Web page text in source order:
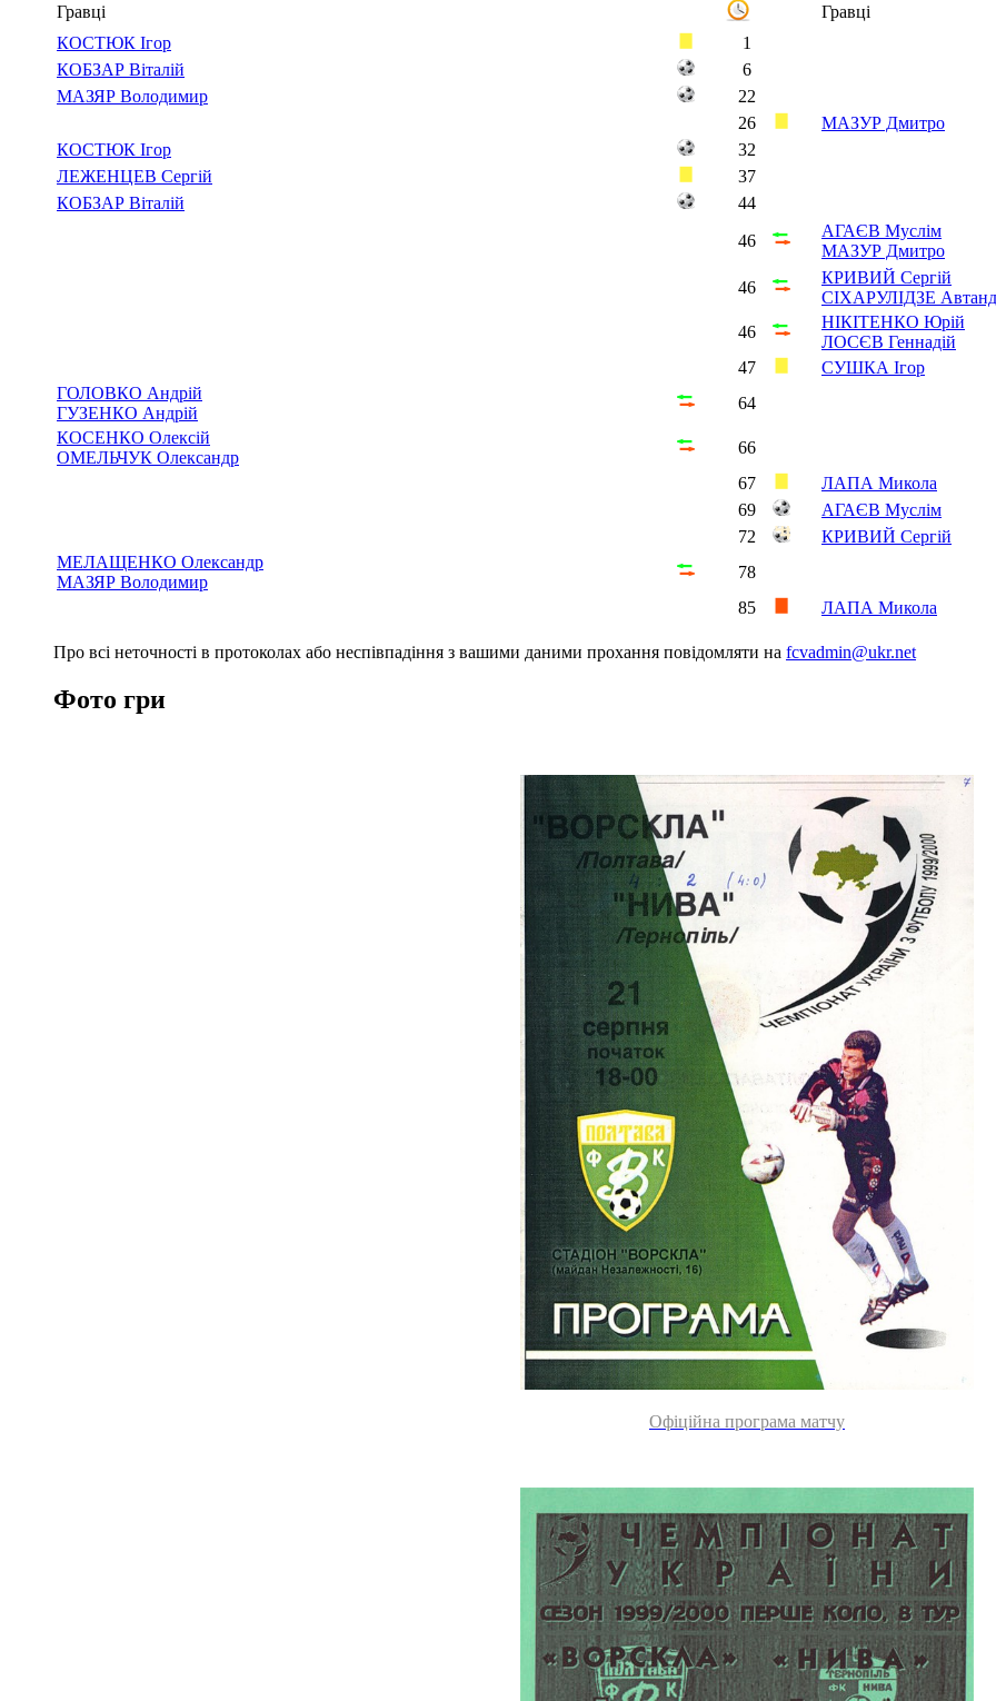
Гравці
Гравці
КОСТЮК Ігор
1
КОБЗАР Віталій
6
МАЗЯР Володимир
22
26
МАЗУР Дмитро
КОСТЮК Ігор
32
ЛЕЖЕНЦЕВ Сергій
37
КОБЗАР Віталій
44
46
АГАЄВ Муслім
МАЗУР Дмитро
46
КРИВИЙ Сергій
СІХАРУЛІДЗЕ
46
НІКІТЕНКО Юрій
ЛОСЄВ Геннадій
47
СУШКА Ігор
ГОЛОВКО Андрій
ГУЗЕНКО Андрій
64
КОСЕНКО Олексій
ОМЕЛЬЧУК Олександр
66
67
ЛАПА Микола
69
АГАЄВ Муслім
72
КРИВИЙ Сергій
МЕЛАЩЕНКО Олександр
МАЗЯР Володимир
78
85
ЛАПА Микола
Про всі неточності в протоколах або неспівпадіння з вашими даними прохання повідомляти на fcvadmin@ukr.net
Фото гри
Офіційна програма матчу